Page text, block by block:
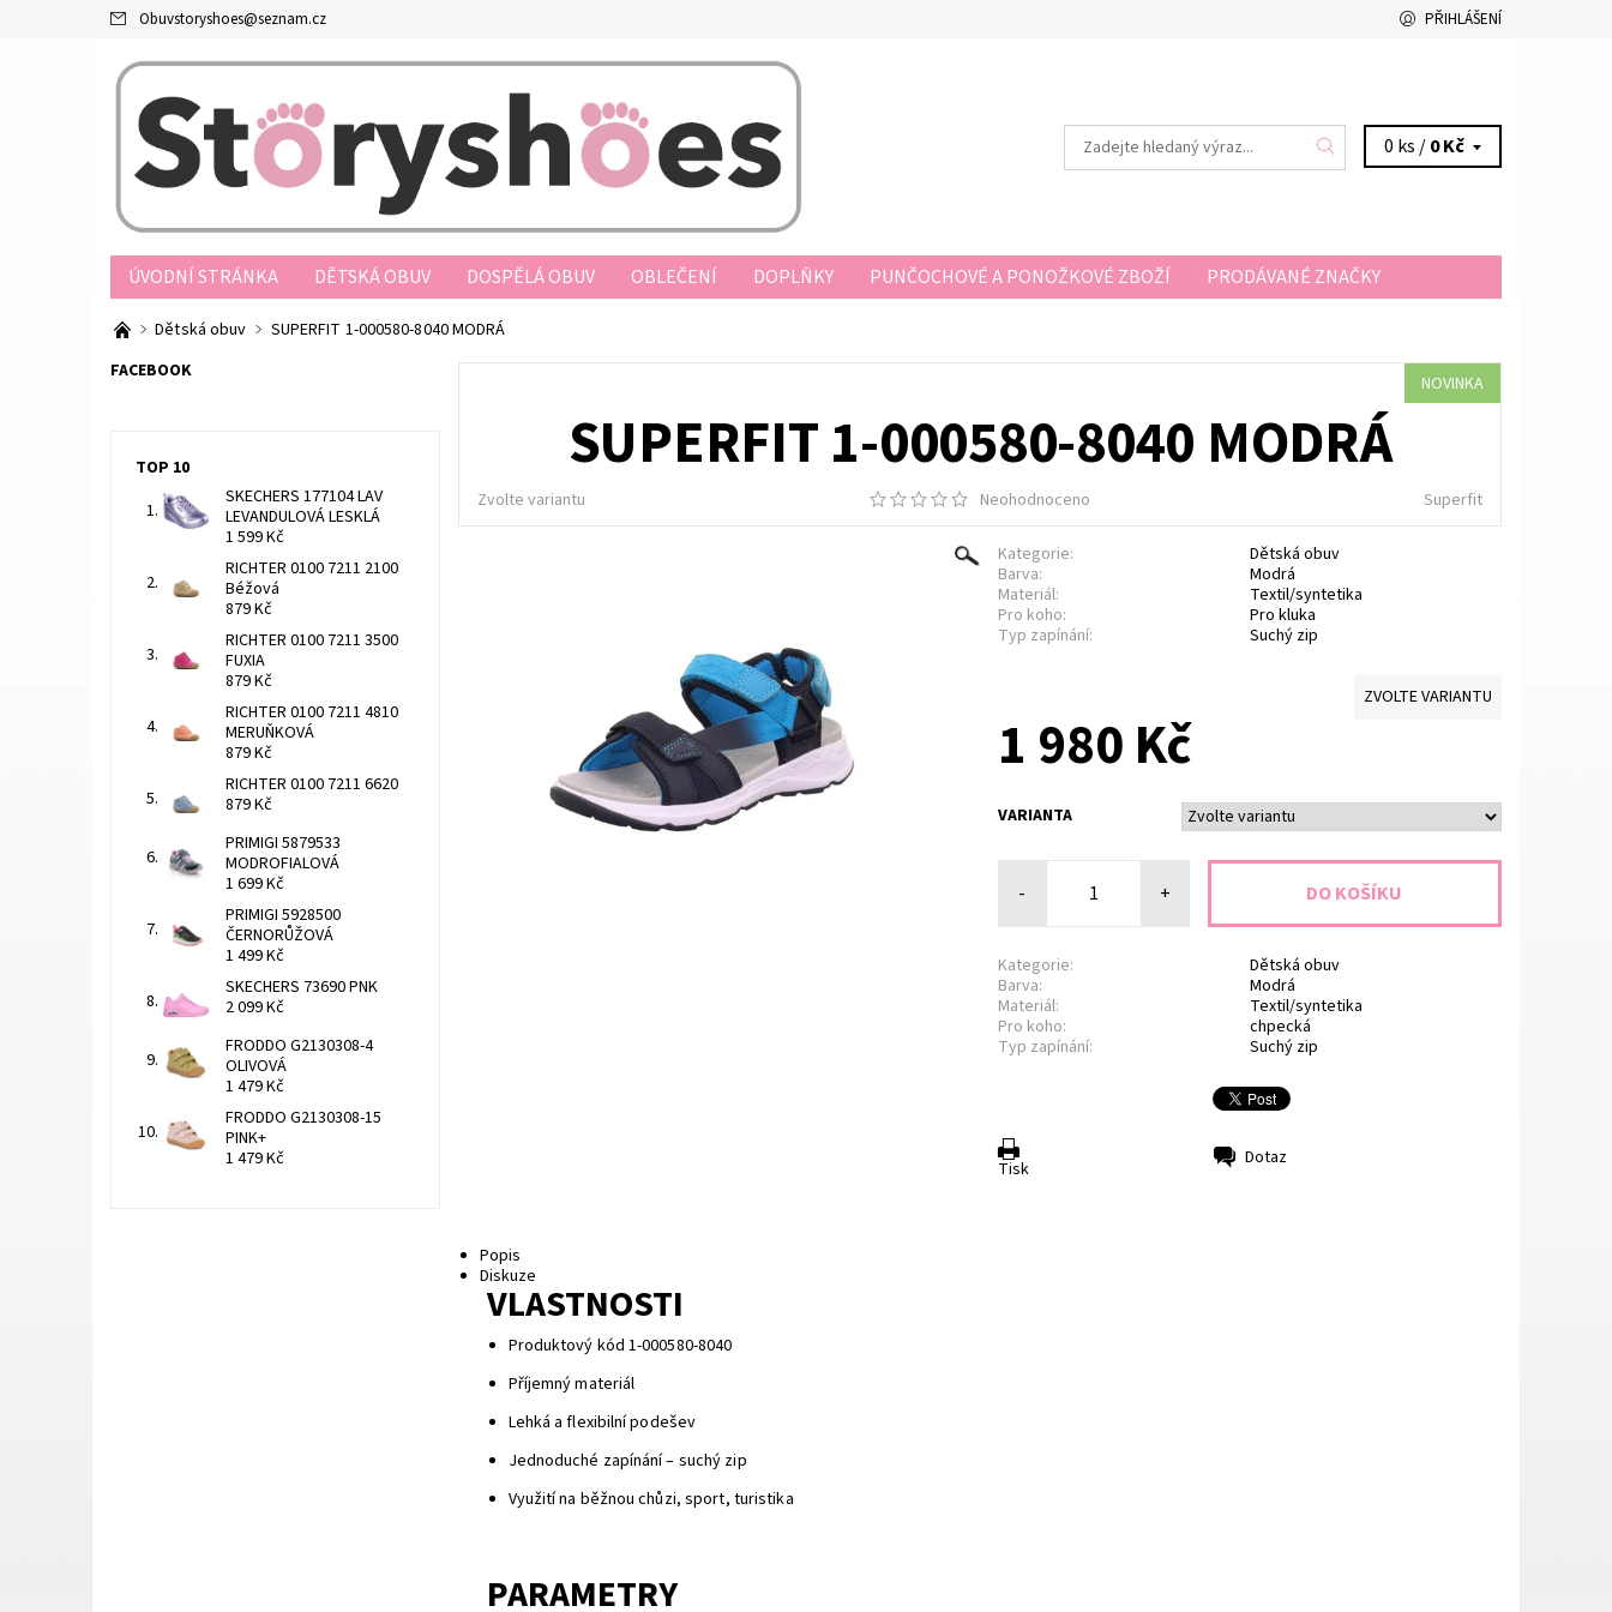
Obuvstoryshoes@seznam.cz PŘIHLÁŠENÍ
0 ks /0 Kč
ÚVODNÍ STRÁNKA DĚTSKÁ OBUV DOSPĚLÁ OBUV OBLEČENÍ DOPLŇKY PUNČOCHOVÉ A PONOŽKOVÉ ZBOŽÍ
PRODÁVANÉ ZNAČKY
PRODEJNY
OBCHODNÍ PODMÍNKY JAK NAKUPOVAT
REKLAMAČNÍ ŘÁD
Dětská obuv SUPERFIT 1-000580-8040 MODRÁ
NOVINKA
SUPERFIT 1-000580-8040 MODRÁ
Zvolte variantu Neohodnoceno Superfit
Kategorie:
Dětská obuv
Barva:
Modrá
Materiál:
Textil/syntetika
Pro koho:
Pro kluka
Typ zapínání:
Suchý zip
ZVOLTE VARIANTU
1 980 Kč
VARIANTA
- +
Kategorie:
Dětská obuv
Barva:
Modrá
Materiál:
Textil/syntetika
Pro koho:
chpecká
Typ zapínání:
Suchý zip
Tisk Dotaz
Popis
Diskuze
VLASTNOSTI
Produktový kód 1-000580-8040
Příjemný materiál
Lehká a flexibilní podešev
Jednoduché zapínání – suchý zip
Využití na běžnou chůzi, sport, turistika
PARAMETRY
FACEBOOK
TOP 10
SKECHERS 177104 LAV
LEVANDULOVÁ LESKLÁ
1 599 Kč
RICHTER 0100 7211 2100
Béžová
879 Kč
RICHTER 0100 7211 3500
FUXIA
879 Kč
RICHTER 0100 7211 4810
MERUŇKOVÁ
879 Kč
RICHTER 0100 7211 6620
879 Kč
PRIMIGI 5879533
MODROFIALOVÁ
1 699 Kč
PRIMIGI 5928500
ČERNORŮŽOVÁ
1 499 Kč
SKECHERS 73690 PNK
2 099 Kč
FRODDO G2130308-4
OLIVOVÁ
1 479 Kč
FRODDO G2130308-15
PINK+
1 479 Kč